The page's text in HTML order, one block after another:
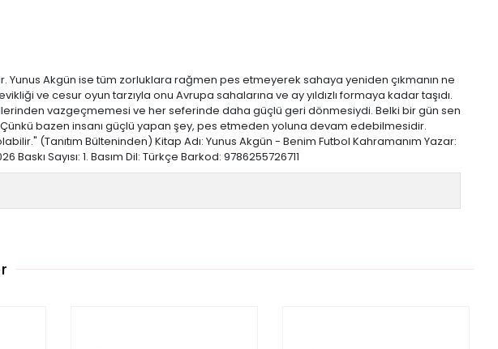
Yunus Akgün ise tüm zorluklara rağmen pes etmeyerek sahaya yeniden çıkmanın ne
ve cesur oyun tarzıyla onu Avrupa sahalarına ve ay yıldızlı formaya kadar taşıdı.
vazgeçmemesi ve her seferinde daha güçlü geri dönmesiydi. Belki bir gün sen
bazen insanı güçlü yapan şey, pes etmeden yoluna devam edebilmesidir.
(Tanıtım Bülteninden) Kitap Adı: Yunus Akgün - Benim Futbol Kahramanım Yazar:
Baskı Sayısı: 1. Basım Dil: Türkçe Barkod: 9786255726711